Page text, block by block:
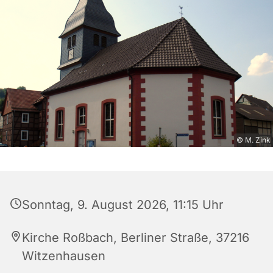
© M. Zink
Sonntag, 9. August 2026, 11:15 Uhr
Kirche Roßbach, Berliner Straße, 37216
Witzenhausen